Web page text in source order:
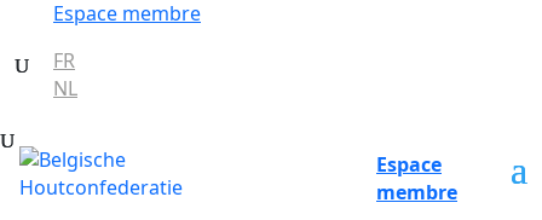
Espace membre
FR
NL
Espace
membre